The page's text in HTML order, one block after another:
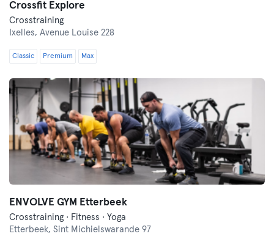
Crossfit Explore
Crosstraining
Ixelles, Avenue Louise 228
Classic Premium Max
ENVOLVE GYM Etterbeek
Crosstraining · Fitness · Yoga
Etterbeek, Sint Michielswarande 97